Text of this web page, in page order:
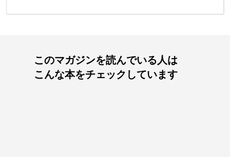
このマガジンを読んでいる人は
こんな本をチェックしています